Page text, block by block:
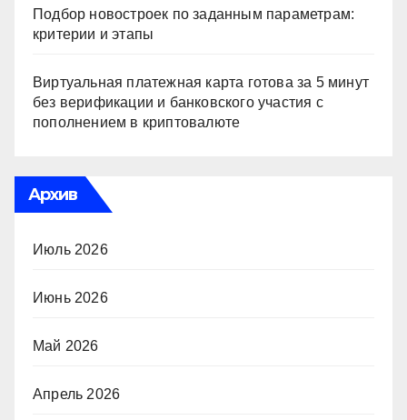
Подбор новостроек по заданным параметрам:
критерии и этапы
Виртуальная платежная карта готова за 5 минут
без верификации и банковского участия с
пополнением в криптовалюте
Архив
Июль 2026
Июнь 2026
Май 2026
Апрель 2026